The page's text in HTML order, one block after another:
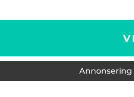
Annonsering